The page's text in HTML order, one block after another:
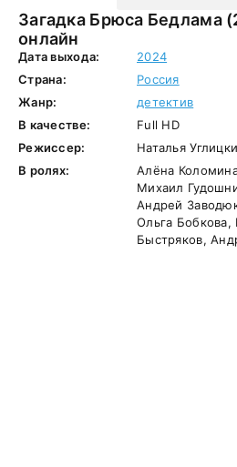
Загадка Брюса Бедлама (2024) смотреть
онлайн
Дата выхода:
2024
Страна:
Россия
Жанр:
детектив
В качестве:
Full HD
Режиссер:
Наталья
В ролях:
Алёна
Михаил
Андрей
Ольга
Быстряков,